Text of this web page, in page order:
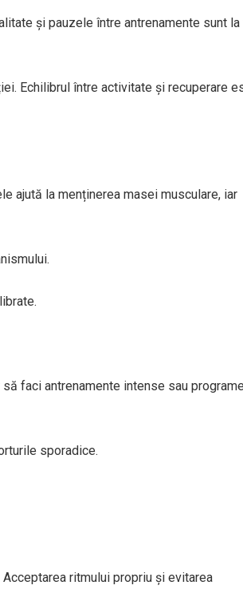
și pauzele între antrenamente sunt
Echilibrul între activitate și recuperare
ajută la menținerea masei musculare, iar
faci antrenamente intense sau programe
sporadice.
ritmului propriu și evitarea